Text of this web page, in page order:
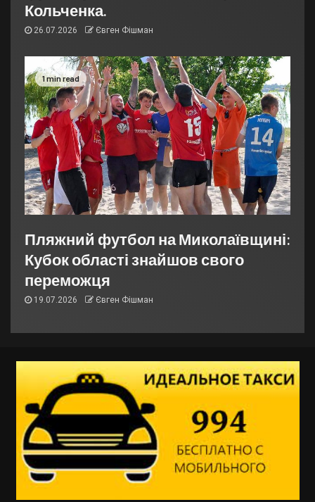
Кольченка.
26.07.2026 Євген Фішман
1 min read
Пляжний футбол на Миколаївщині:
Кубок області знайшов свого
переможця
19.07.2026 Євген Фішман